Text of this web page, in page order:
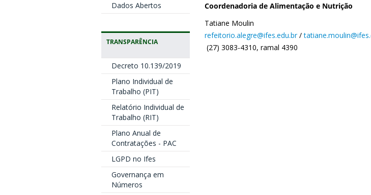
Dados Abertos
TRANSPARÊNCIA
Decreto 10.139/2019
Plano Individual de
Trabalho (PIT)
Relatório Individual de
Trabalho (RIT)
Plano Anual de
Contratações - PAC
LGPD no Ifes
Governança em
Números
Coordenadoria de Alimentação e Nutrição
Tatiane Moulin
refeitorio.alegre@ifes.edu.br/
(27) 3083-4310, ramal 4390